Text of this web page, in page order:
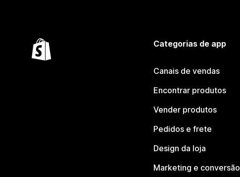
Categorias de app
Canais de vendas
Encontrar produtos
Vender produtos
Pedidos e frete
Design da loja
Marketing e conversão